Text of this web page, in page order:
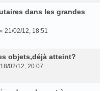
dans les grandes
21/02/12, 18:51
objets,déjà atteint?
18/02/12, 20:07